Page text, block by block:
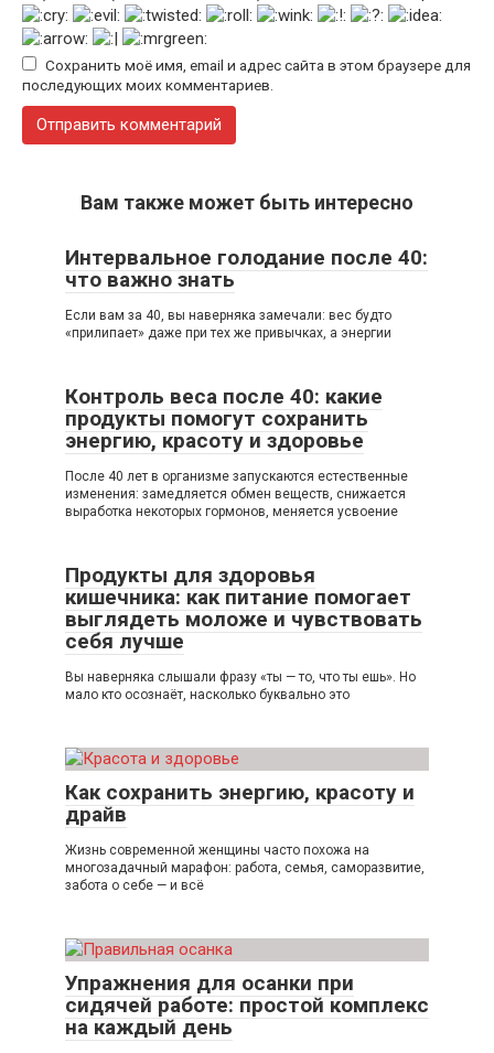
Сохранить моё имя, email и адрес сайта в этом браузере для
последующих моих комментариев.
Вам также может быть интересно
Интервальное голодание после 40:
что важно знать
Если вам за 40, вы наверняка замечали: вес будто
«прилипает» даже при тех же привычках, а энергии
Контроль веса после 40: какие
продукты помогут сохранить
энергию, красоту и здоровье
После 40 лет в организме запускаются естественные
изменения: замедляется обмен веществ, снижается
выработка некоторых гормонов, меняется усвоение
Продукты для здоровья
кишечника: как питание помогает
выглядеть моложе и чувствовать
себя лучше
Вы наверняка слышали фразу «ты — то, что ты ешь». Но
мало кто осознаёт, насколько буквально это
Как сохранить энергию, красоту и
драйв
Жизнь современной женщины часто похожа на
многозадачный марафон: работа, семья, саморазвитие,
забота о себе — и всё
Упражнения для осанки при
сидячей работе: простой комплекс
на каждый день